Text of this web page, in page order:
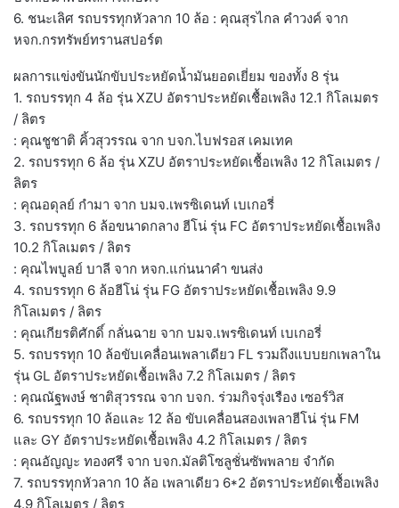
6. ชนะเลิศ รถบรรทุกหัวลาก 10 ล้อ : คุณสุรไกล คำวงค์ จาก
หจก.กรทรัพย์ทรานสปอร์ต
ผลการแข่งขันนักขับประหยัดน้ำมันยอดเยี่ยม ของทั้ง 8 รุ่น
1. รถบรรทุก 4 ล้อ รุ่น XZU อัตราประหยัดเชื้อเพลิง 12.1 กิโลเมตร
/ ลิตร
: คุณชูชาติ คิ้วสุวรรณ จาก บจก.ไบฟรอส เคมเทค
2. รถบรรทุก 6 ล้อ รุ่น XZU อัตราประหยัดเชื้อเพลิง 12 กิโลเมตร /
ลิตร
: คุณอดุลย์ กำมา จาก บมจ.เพรซิเดนท์ เบเกอรี่
3. รถบรรทุก 6 ล้อขนาดกลาง ฮีโน่ รุ่น FC อัตราประหยัดเชื้อเพลิง
10.2 กิโลเมตร / ลิตร
: คุณไพบูลย์ บาลี จาก หจก.แก่นนาคำ ขนส่ง
4. รถบรรทุก 6 ล้อฮีโน่ รุ่น FG อัตราประหยัดเชื้อเพลิง 9.9
กิโลเมตร / ลิตร
: คุณเกียรติศักดิ์ กลั่นฉาย จาก บมจ.เพรซิเดนท์ เบเกอรี่
5. รถบรรทุก 10 ล้อขับเคลื่อนเพลาเดียว FL รวมถึงแบบยกเพลาใน
รุ่น GL อัตราประหยัดเชื้อเพลิง 7.2 กิโลเมตร / ลิตร
: คุณณัฐพงษ์ ชาติสุวรรณ จาก บจก. ร่วมกิจรุ่งเรือง เซอร์วิส
6. รถบรรทุก 10 ล้อและ 12 ล้อ ขับเคลื่อนสองเพลาฮีโน่ รุ่น FM
และ GY อัตราประหยัดเชื้อเพลิง 4.2 กิโลเมตร / ลิตร
: คุณอัญญะ ทองศรี จาก บจก.มัลติโซลูชั่นซัพพลาย จำกัด
7. รถบรรทุกหัวลาก 10 ล้อ เพลาเดียว 6*2 อัตราประหยัดเชื้อเพลิง
4.9 กิโลเมตร / ลิตร